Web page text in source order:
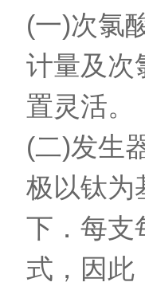
(一)次氯
计量及次
置灵活。
(二)发生
极以钛为
下．每支
式，因此